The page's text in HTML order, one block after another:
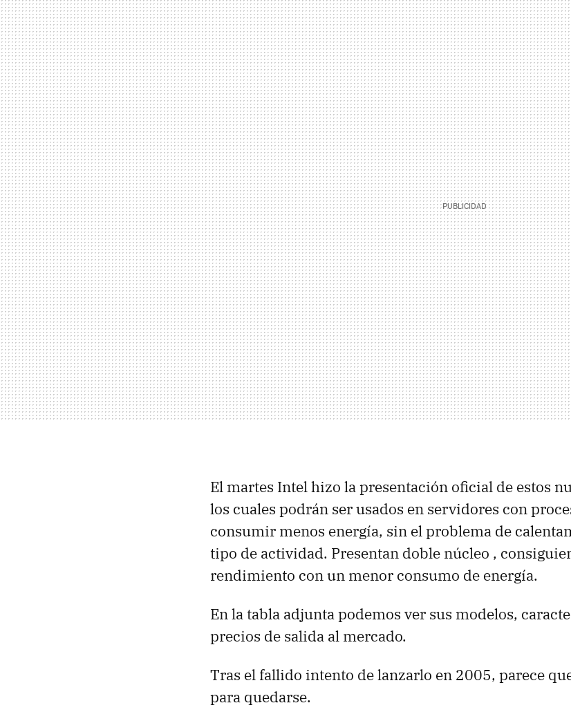
El martes Intel hizo la presentación oficial de estos
los cuales podrán ser usados en servidores con
consumir menos energía, sin el problema de
tipo de actividad. Presentan doble núcleo ,
rendimiento con un menor consumo de energía.
En la tabla adjunta podemos ver sus modelos,
precios de salida al mercado.
Tras el fallido intento de lanzarlo en 2005, parece
para quedarse.